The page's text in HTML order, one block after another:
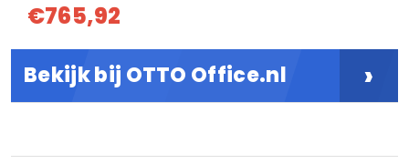
€765,92
Bekijk bij OTTO Office.nl ›